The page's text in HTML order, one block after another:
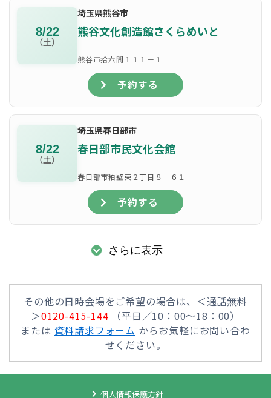
8/22
（土）
埼玉県熊谷市
熊谷文化創造館さくらめいと
熊谷市拾六間１１１－１
予約する
8/22
（土）
埼玉県春日部市
春日部市民文化会館
春日部市粕壁東２丁目８－６１
予約する
さらに表示
その他の日時会場をご希望の場合は、＜通話無料
＞0120-415-144 （平日／10：00～18：00）
または 資料請求フォーム からお気軽にお問い合わ
せください。
個人情報保護方針